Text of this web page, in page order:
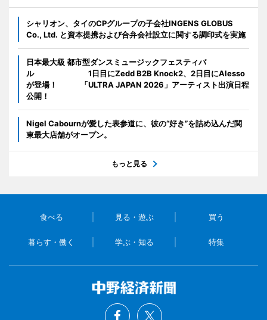
シャリオン、タイのCPグループの子会社INGENS GLOBUS
Co., Ltd. と資本提携および合弁会社設立に関する調印式を実施
日本最大級 都市型ダンスミュージックフェスティバ
ル 1日目にZedd B2B Knock2、2日目にAlesso
が登場！ 「ULTRA JAPAN 2026」アーティスト出演日程
公開！
Nigel Cabournが愛した表参道に、彼の“好き”を詰め込んだ関
東最大店舗がオープン。
もっと見る
食べる 見る・遊ぶ 買う
暮らす・働く 学ぶ・知る 特集